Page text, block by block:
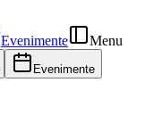
Evenimente Menu
Evenimente